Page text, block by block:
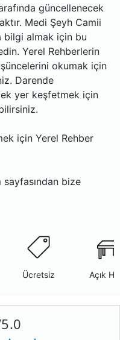
güncellenecek
Medi Şeyh Camii
bilgi almak için bu
Yerel Rehberlerin
okumak için
Darende
yer keşfetmek için
için Yerel Rehber
bize
Ücretsiz Açık